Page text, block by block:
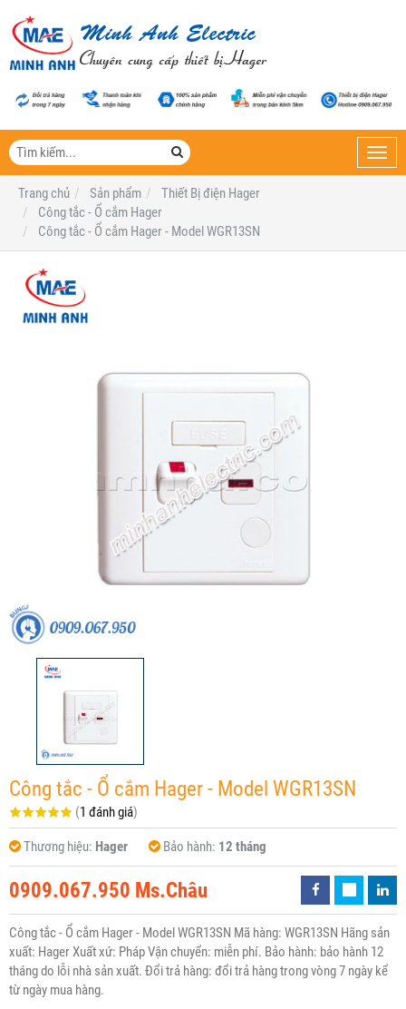
Trang chủ
Sản phẩm
Thiết Bị điện Hager
Công tắc - Ổ cắm Hager
Công tắc - Ổ cắm Hager - Model WGR13SN
Công tắc - Ổ cắm Hager - Model WGR13SN
(1 đánh giá)
Thương hiệu: Hager Bảo hành: 12 tháng
0909.067.950 Ms.Châu
Công tắc - Ổ cắm Hager - Model WGR13SN Mã hàng: WGR13SN Hãng sản
xuất: Hager Xuất xứ: Pháp Vận chuyển: miễn phí. Bảo hành: bảo hành 12
tháng do lỗi nhà sản xuất. Đổi trả hàng: đổi trả hàng trong vòng 7 ngày kể
từ ngày mua hàng.